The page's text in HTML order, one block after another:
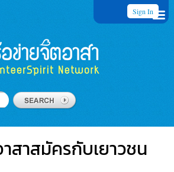
Sign In
สาสมัครกับเยาวชน